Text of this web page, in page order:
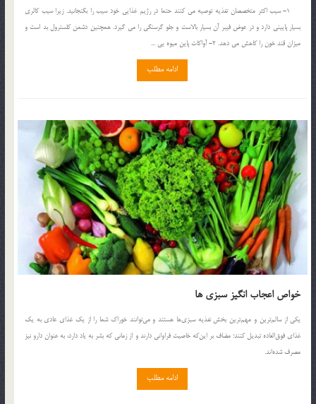
1- سيب اکثر متخصصان تغذيه توصيه مي کنند حتما در رژيم غذايي خود سيب را بگنجانيد. زيرا سيب کالري
بسيار پاييني دارد و در عوض فيبر آن بسيار بالاست و جلو گرسنگي را مي گيرد. همچنين دشمن کلسترول بد است و
ميزان قند خون را کاهش مي دهد. 2- آواکات پاين ميوه يي ...
ادامه مطلب
خواص اعجاب انگیز سبزی ها
يكي از سالم‌ترين و مهم‌ترين بخش تغذيه سبزي‌ها هستند و مي‌توانند خوراك شما را از يك غذاي عادي به يك
غذاي فوق‌العاده تبديل كنند؛ مضاف بر اين‌كه خاصيت فراواني دارند و از زماني كه بشر به ياد دارد، به عنوان دارو نيز
مصرف شده‌اند.
ادامه مطلب